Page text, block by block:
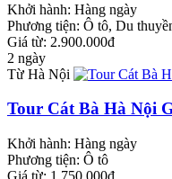
Khởi hành: Hàng ngày
Phương tiện: Ô tô, Du
Giá từ: 2.900.000đ
2 ngày
Từ Hà Nội
Tour Cát Bà Hà Nội
Khởi hành: Hàng ngày
Phương tiện: Ô tô
Giá từ: 1.750.000đ